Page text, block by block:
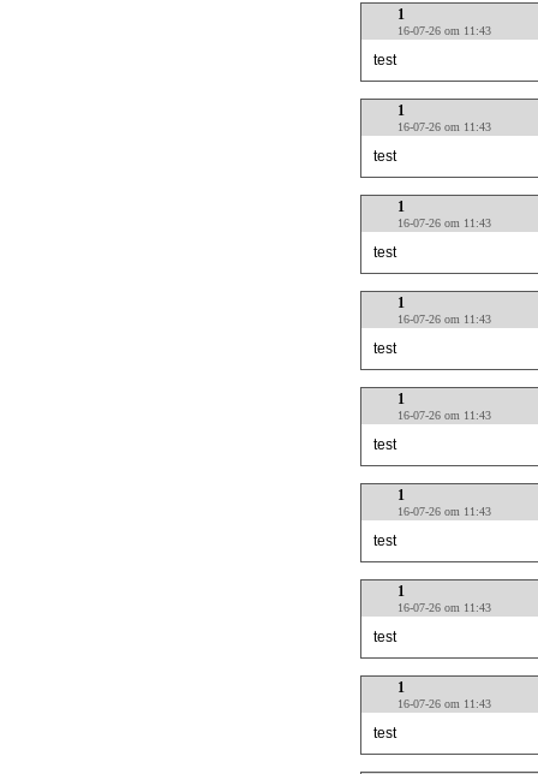
1
16-07-26 om 11:43
test
1
16-07-26 om 11:43
test
1
16-07-26 om 11:43
test
1
16-07-26 om 11:43
test
1
16-07-26 om 11:43
test
1
16-07-26 om 11:43
test
1
16-07-26 om 11:43
test
1
16-07-26 om 11:43
test